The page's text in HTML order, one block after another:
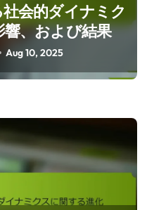
会的ダイナミク
、および結果
Aug 10, 2025